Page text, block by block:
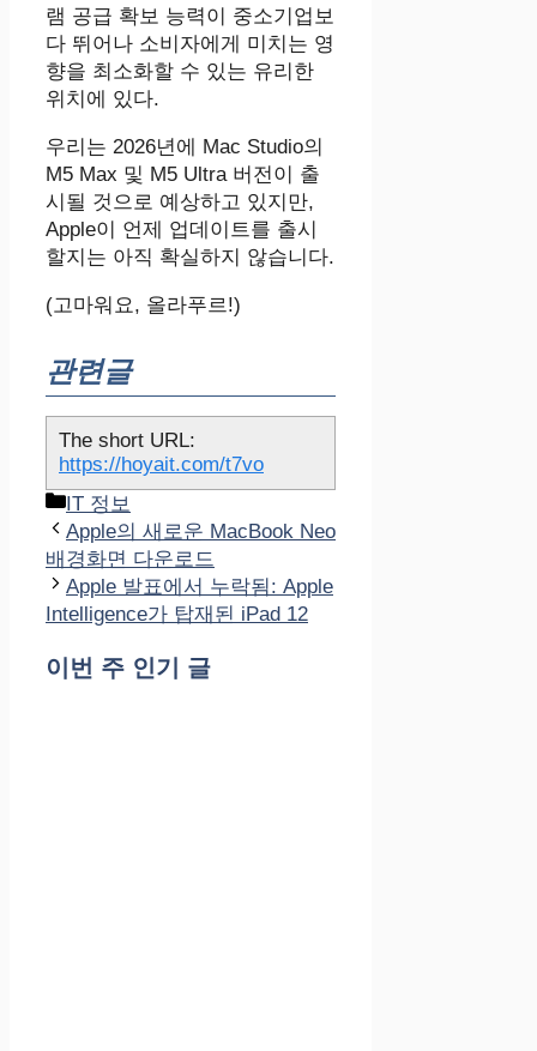
램 공급 확보 능력이 중소기업보
다 뛰어나 소비자에게 미치는 영
향을 최소화할 수 있는 유리한
위치에 있다.
우리는 2026년에 Mac Studio의
M5 Max 및 M5 Ultra 버전이 출
시될 것으로 예상하고 있지만,
Apple이 언제 업데이트를 출시
할지는 아직 확실하지 않습니다.
(고마워요, 올라푸르!)
관련글
The short URL:
https://hoyait.com/t7vo
카
테
고
리
IT 정보
Apple의 새로운 MacBook Neo
배경화면 다운로드
Apple 발표에서 누락됨: Apple
Intelligence가 탑재된 iPad 12
이번 주 인기 글